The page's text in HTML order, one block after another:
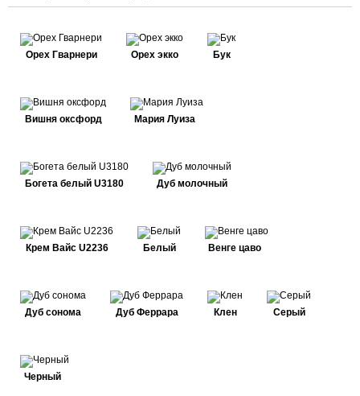
Орех Гварнери Орех экко Бук
Вишня оксфорд Мария Луиза
Богета белый U3180 Дуб молочный
Крем Вайс U2236 Белый Венге цаво
Дуб сонома Дуб Феррара Клен Серый
Черный